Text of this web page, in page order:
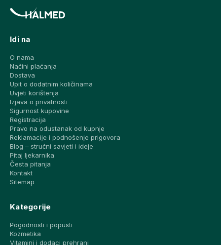
Idi na
O nama
Načini plaćanja
Dostava
Upit o dodatnim količinama
Uvjeti korištenja
Izjava o privatnosti
Sigurnost kupovine
Registracija
Pravo na odustanak od kupnje
Reklamacije i podnošenje prigovora
Blog – stručni savjeti i ideje
Pitaj ljekarnika
Česta pitanja
Kontakt
Sitemap
Kategorije
Pogodnosti i popusti
Kozmetika
Vitamini i dodaci prehrani